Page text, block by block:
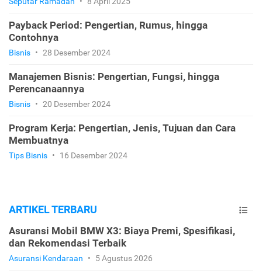
Payback Period: Pengertian, Rumus, hingga
Contohnya
Bisnis • 28 Desember 2024
Manajemen Bisnis: Pengertian, Fungsi, hingga
Perencanaannya
Bisnis • 20 Desember 2024
Program Kerja: Pengertian, Jenis, Tujuan dan Cara
Membuatnya
Tips Bisnis • 16 Desember 2024
ARTIKEL TERBARU
Asuransi Mobil BMW X3: Biaya Premi, Spesifikasi,
dan Rekomendasi Terbaik
Asuransi Kendaraan • 5 Agustus 2026